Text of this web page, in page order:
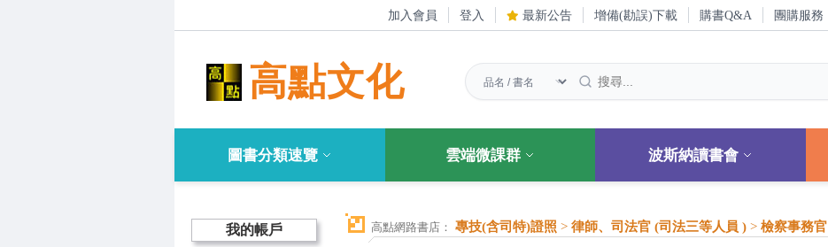
加入會員 登入 最新公告 增備(勘誤)下載 購書Q&A 團購服務
高點文化
圖書分類速覽 雲端微課群 波斯納讀書會
我的帳戶 高點網路書店： 專技(含司特)證照 > 律師、司法官 (司法三等人員 ) > 檢察事務官